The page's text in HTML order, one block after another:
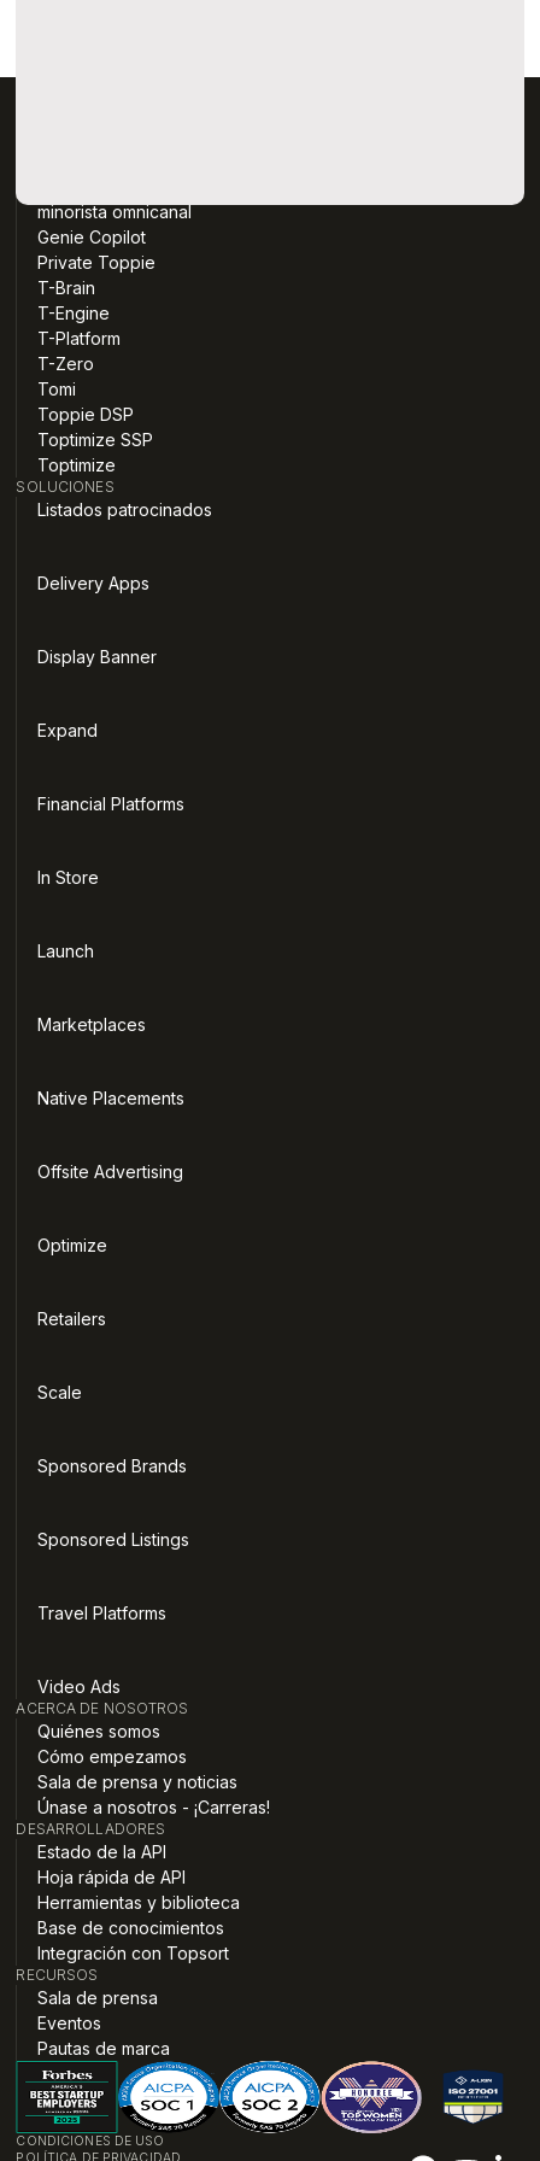
minorista omnicanal
Genie Copilot
Private Toppie
T-Brain
T-Engine
T-Platform
T-Zero
Tomi
Toppie DSP
Toptimize SSP
Toptimize
SOLUCIONES
Listados patrocinados
Delivery Apps
Display Banner
Expand
Financial Platforms
In Store
Launch
Marketplaces
Native Placements
Offsite Advertising
Optimize
Retailers
Scale
Sponsored Brands
Sponsored Listings
Travel Platforms
Video Ads
ACERCA DE NOSOTROS
Quiénes somos
Cómo empezamos
Sala de prensa y noticias
Únase a nosotros - ¡Carreras!
DESARROLLADORES
Estado de la API
Hoja rápida de API
Herramientas y biblioteca
Base de conocimientos
Integración con Topsort
RECURSOS
Sala de prensa
Eventos
Pautas de marca
CONDICIONES DE USO